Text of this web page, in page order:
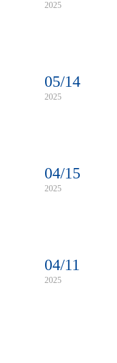
2025
05/14
2025
04/15
2025
04/11
2025